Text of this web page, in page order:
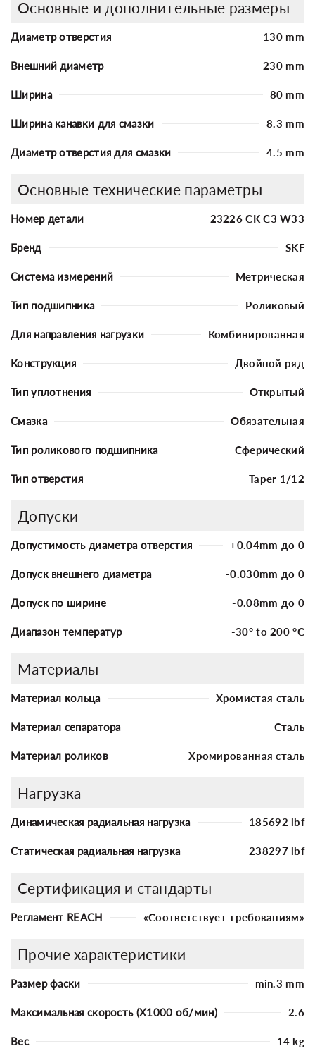
Основные и дополнительные размеры
Диаметр отверстия 130 mm
Внешний диаметр 230 mm
Ширина 80 mm
Ширина канавки для смазки 8.3 mm
Диаметр отверстия для смазки 4.5 mm
Основные технические параметры
Номер детали 23226 CK C3 W33
Бренд SKF
Система измерений Метрическая
Тип подшипника Роликовый
Для направления нагрузки Комбинированная
Конструкция Двойной ряд
Тип уплотнения Открытый
Смазка Обязательная
Тип роликового подшипника Сферический
Тип отверстия Taper 1/12
Допуски
Допустимость диаметра отверстия +0.04mm до 0
Допуск внешнего диаметра -0.030mm до 0
Допуск по ширине -0.08mm до 0
Диапазон температур -30° to 200 °C
Материалы
Материал кольца Хромистая сталь
Материал сепаратора Сталь
Материал роликов Хромированная сталь
Нагрузка
Динамическая радиальная нагрузка 185692 lbf
Статическая радиальная нагрузка 238297 lbf
Сертификация и стандарты
Регламент REACH «Соответствует требованиям»
Прочие характеристики
Размер фаски min.3 mm
Максимальная скорость (X1000 об/мин) 2.6
Вес 14 kg